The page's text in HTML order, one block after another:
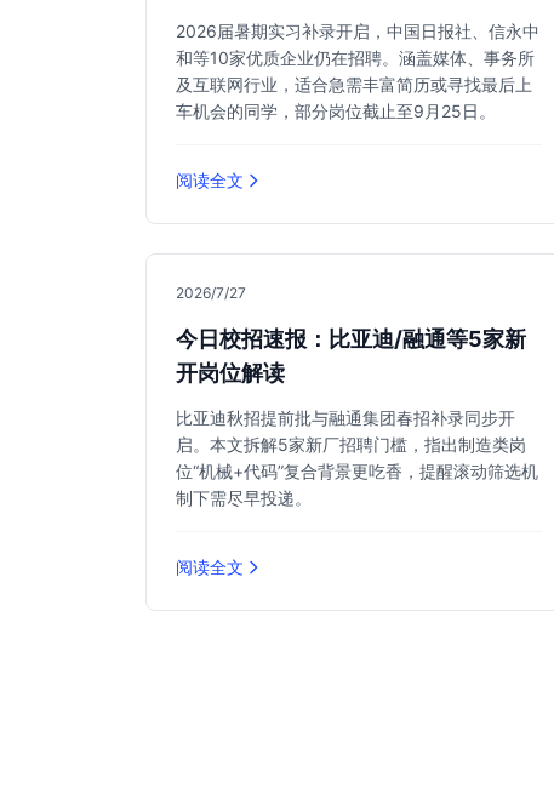
2026届暑期实习补录开启，中国日报社、信永中
和等10家优质企业仍在招聘。涵盖媒体、事务所
及互联网行业，适合急需丰富简历或寻找最后上
车机会的同学，部分岗位截止至9月25日。
阅读全文
2026/7/27
今日校招速报：比亚迪/融通等5家新
开岗位解读
比亚迪秋招提前批与融通集团春招补录同步开
启。本文拆解5家新厂招聘门槛，指出制造类岗
位“机械+代码”复合背景更吃香，提醒滚动筛选机
制下需尽早投递。
阅读全文